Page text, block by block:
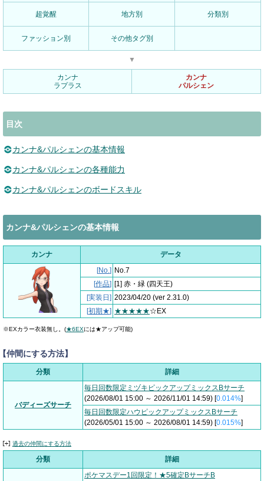
超覚醒 地方別 分類別
ファッション別 その他タグ別
▼
カンナ
ラプラス
カンナ
パルシェン
目次
カンナ&パルシェンの基本情報
カンナ&パルシェンの各種能力
カンナ&パルシェンのボードスキル
カンナ&パルシェンの基本情報
カンナ
データ
[No.] No.7
[作品] [1] 赤・緑 (四天王)
[実装日] 2023/04/20 (ver 2.31.0)
[初期★] ★★★★★☆EX
※EXカラー衣装無し。(★6EXには★アップ可能)
仲間にする方法】
分類 詳細
バディーズサーチ
毎日回数限定ミヅキピックアップミックスBサーチ
(2026/08/01 15:00 ～ 2026/11/01 14:59) [0.014%]
毎日回数限定ハウピックアップミックスBサーチ
(2026/05/01 15:00 ～ 2026/08/01 14:59) [0.015%]
過去の仲間にする方法
分類 詳細
ポケマスデー1回限定！★5確定BサーチB